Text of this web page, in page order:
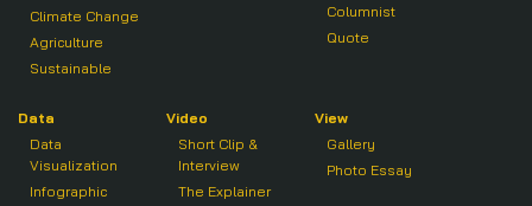
Climate Change
Agriculture
Sustainable
Columnist
Quote
Data
Data
Visualization
Infographic
Video
Short Clip &
Interview
The Explainer
View
Gallery
Photo Essay